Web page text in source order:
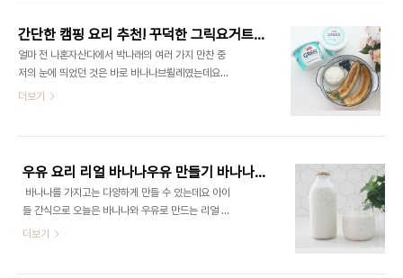
나 설탕 요리용 토치 ​ 우선 바나나 1개를 사용했어요
바나나는 약간 거뭇거뭇한 것이 맛있는 것 아시죠? ​
반을 잘라주세요~ 역시 바나나 껍질만 거뭇거뭇하지
속은 깔끔하죠? 이제 요리용 토치를 준비합니다 가정
용 토치는 크기도 별로 안 크고 휴대하기 좋은 사이즈
한 개는 필수로 준비해 주세요 토치 사용법은 부탄가
버튼을 돌려서..
간단한 캠핑 요리 추천! 꾸덕한 그릭요거트 그리고 바나나브륄레 만들기
얼마 전 나혼자산다에서 박나래의 여러 가지 만찬 중
저의 눈에 띄었던 것은 바로 바나나브륄레였는데요
레스토랑에서 먹기만 했지 이렇게 집에서 만들어보
나나브륄레 재료는 간단해요 바나나, 설탕, 토치, 그
릭요거트가 필요해요 캠핑하다 보면 토치 하나는 필
수잖아요~ 버너에 불을 붙여도 좋고 또 한결 요리의
맛을 업그레이드해주기 때문에 좋아하는데요 바나나
브륄레 만들기에도 필요해요. 바나나는 반을 갈라서
리고 설탕을 올려줍니다. 바나나가 촉촉하다 보니 설
더보기
우유 요리 리얼 바나나우유 만들기 바나나요리
​ 바나나를 가지고는 다양하게 만들 수 있는데요 아이
들 간식으로 오늘은 바나나와 우유로 만드는 리얼 바
나나우유를 만들어보았어요. 보통 카페에 가면 주로
더보기